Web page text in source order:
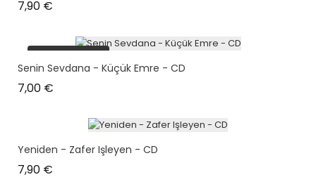
7,90 €
plus en stock
Senin Sevdana - Küçük Emre - CD
7,00 €
Yeniden - Zafer Işleyen - CD
7,90 €